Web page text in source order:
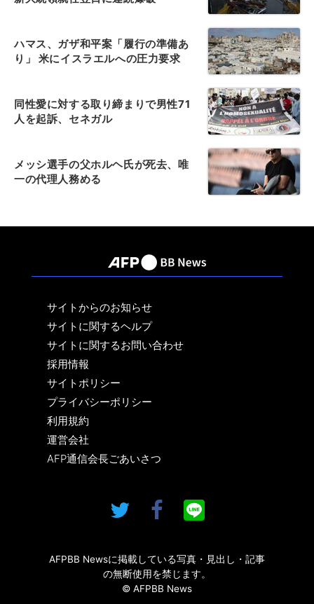
ハマス、ガザ和平案「履行の準備あ
り」 米にイスラエルへの圧力要求
同性愛に対する取り締まりで男性71
人を起訴、セネガル
メッシ選手の父ホルヘ氏が死去、唯
一の代理人務める
サイトからのお知らせ
サイトに関するヘルプ
サイトに関するお問い合わせ
採用情報
サイトポリシー
プライバシーポリシー
利用規約
運営会社
AFP通信会長ごあいさつ
AFPBB Newsに掲載している写真・見出し・記事
の無断使用を禁じます。
© AFPBB News